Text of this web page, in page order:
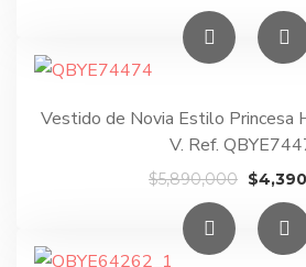
precio
era:
Vestido de Novia Estilo Princesa
V. Ref.
$5,890,000 El
precio
original
era:
$